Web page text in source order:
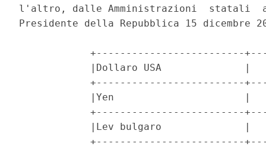
l'altro, dalle Amministrazioni  statali
Presidente della Repubblica 15 dicembre
+-------------------------
|Dollaro USA              |
+-------------------------
|Yen                      |
+-------------------------
|Lev bulgaro              |
+-------------------------